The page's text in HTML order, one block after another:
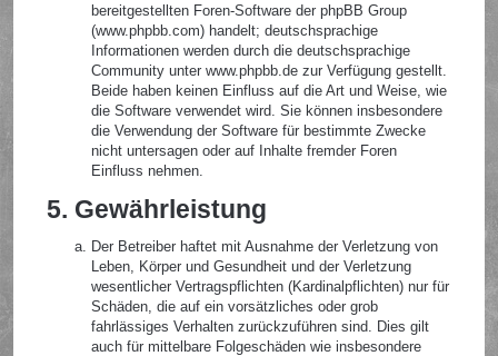
bereitgestellten Foren-Software der phpBB Group
(www.phpbb.com) handelt; deutschsprachige
Informationen werden durch die deutschsprachige
Community unter www.phpbb.de zur Verfügung gestellt.
Beide haben keinen Einfluss auf die Art und Weise, wie
die Software verwendet wird. Sie können insbesondere
die Verwendung der Software für bestimmte Zwecke
nicht untersagen oder auf Inhalte fremder Foren
Einfluss nehmen.
5. Gewährleistung
Der Betreiber haftet mit Ausnahme der Verletzung von
Leben, Körper und Gesundheit und der Verletzung
wesentlicher Vertragspflichten (Kardinalpflichten) nur für
Schäden, die auf ein vorsätzliches oder grob
fahrlässiges Verhalten zurückzuführen sind. Dies gilt
auch für mittelbare Folgeschäden wie insbesondere